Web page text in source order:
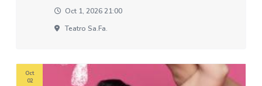
Oct 1, 2026 21:00
Teatro Sa.fa.
Oct
02